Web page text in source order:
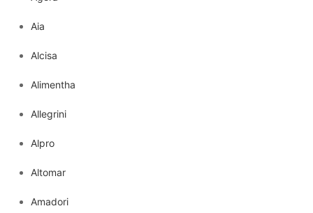
Aia
Alcisa
Alimentha
Allegrini
Alpro
Altomar
Amadori